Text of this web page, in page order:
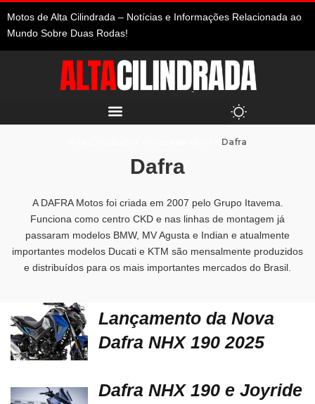
Motos de Alta Cilindrada – Notícias e Informações Relacionada ao
Mundo Sobre Duas Rodas!
Dafra
Dafra
A DAFRA Motos foi criada em 2007 pelo Grupo Itavema.
Funciona como centro CKD e nas linhas de montagem já
passaram modelos BMW, MV Agusta e Indian e atualmente
importantes modelos Ducati e KTM são mensalmente produzidos
e distribuídos para os mais importantes mercados do Brasil.
Lançamento da Nova
Dafra NHX 190 2025
Dafra NHX 190 e Joyride